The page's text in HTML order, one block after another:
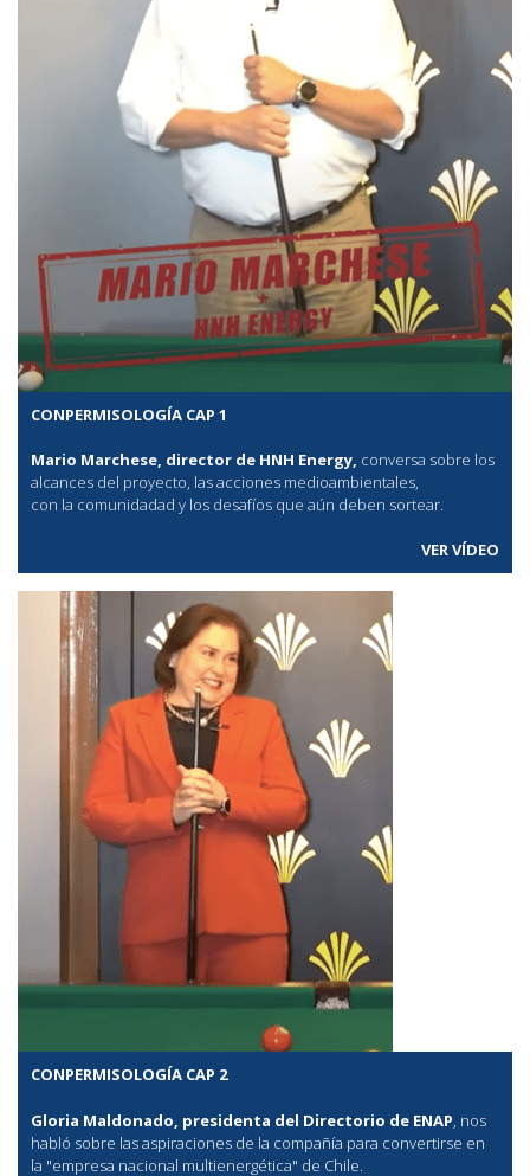
CONPERMISOLOGÍA CAP 1
Mario Marchese, director de HNH Energy, conversa sobre los
alcances del proyecto, las acciones medioambientales,
con la comunidadad y los desafíos que aún deben sortear.
VER VÍDEO
CONPERMISOLOGÍA CAP 2
Gloria Maldonado, presidenta del Directorio de ENAP, nos
habló sobre las aspiraciones de la compañía para convertirse en
la "empresa nacional multienergética" de Chile.